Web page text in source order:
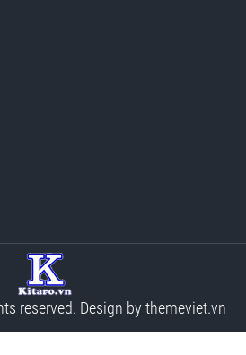
reserved. Design by themeviet.vn